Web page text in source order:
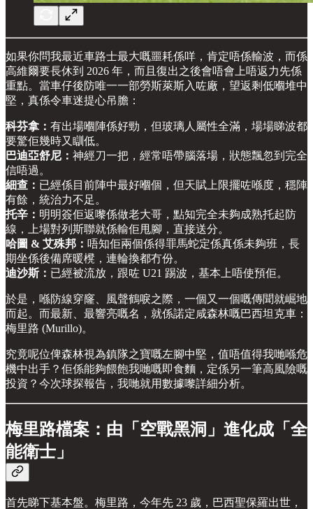
如果你問我最近車路士最大嘅噩耗係咩，肯定唔係輸波，而係
高維爾要長休到 2026 年，而且復出之後會唔會上唔返力先係
重點。當車仔後防唯一一部勞斯萊斯入咗廠，望返剩低嗰堆中
堅，真係令車迷提心吊膽：
科芬拿： 有出場嗰陣係好勁，但玻璃人屬性全滿，場場睇波都
要驚佢幾時又瞓低。
巴迪亞舒尼： 神經刀一把，經常唔帶腦落場，狀態飄忽到完全
信唔過。
細查： 已經係目前陣中最好嗰個，但天賦上限擺咗喺度，穩陣
有餘，統治力不足。
托辛： 明明簽佢返嚟係做老大哥，點知完全未夠成熟托起防
線，上場對列斯聯就係輸佢甩腳，直接送分。
哈圖 & 艾殊邦： 唔知佢兩個係得罪馬蛇定係真係未夠班，長
期坐係後備席暖櫈，連輪換都冇份。
迪沙斯： 已經被流放，跟咗 U21 踢波，基本上唔使預佢。
於是，喺防線穿窿、風聲鶴唳之際，一個又一個嘅傳聞就崛地
而起。而最新、最響亮嘅名，就係諾定咸森林嘅巴西坦克車：
梅里路 (Murillo)。
究竟呢位俾森林視為鎮隊之寶嘅左腳中堅，值唔值得我哋喺危
機中出手？佢係能夠餵飽我哋嘅即食麵，定係另一筆高風險嘅
投資？今次球探報告，我哋就用數據嚟詳細分析。
梅里路檔案：由「空戰黑洞」進化成「全
能衛士」
首先睇下基本盤。梅里路，今年先 23 歲，巴西聖保羅出世，